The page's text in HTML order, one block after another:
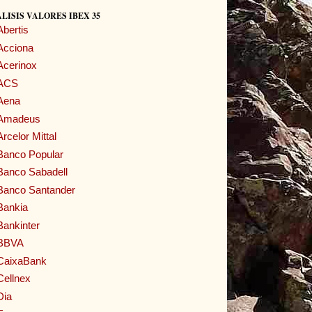
VALORES IBEX 35
Mittal
Popular
Sabadell
Santander